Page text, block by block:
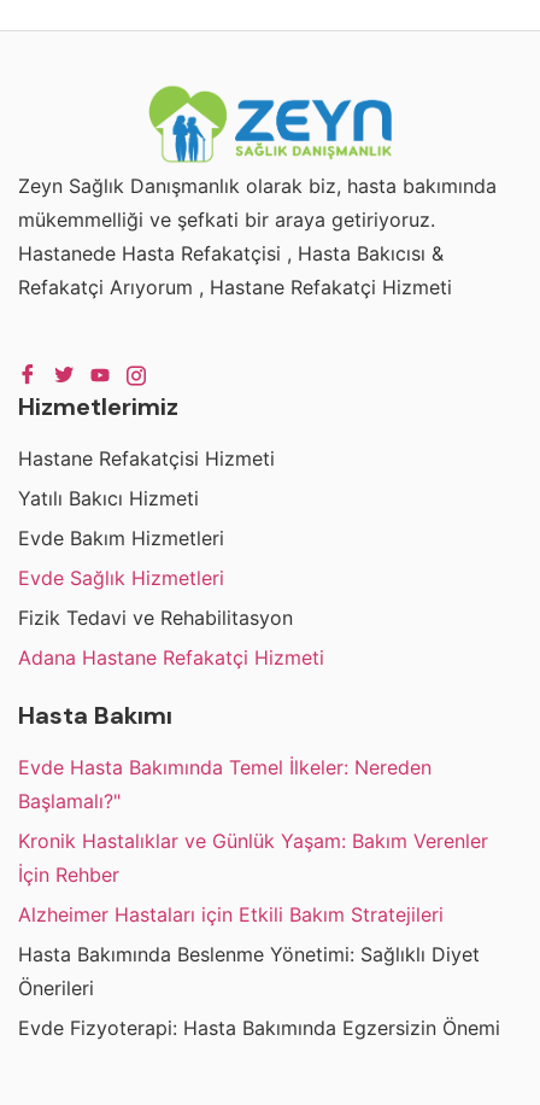
Zeyn Sağlık Danışmanlık olarak biz, hasta bakımında
mükemmelliği ve şefkati bir araya getiriyoruz.
Hastanede Hasta Refakatçisi , Hasta Bakıcısı &
Refakatçi Arıyorum , Hastane Refakatçi Hizmeti
Hizmetlerimiz
Hastane Refakatçisi Hizmeti
Yatılı Bakıcı Hizmeti
Evde Bakım Hizmetleri
Evde Sağlık Hizmetleri
Fizik Tedavi ve Rehabilitasyon
Adana Hastane Refakatçi Hizmeti
Hasta Bakımı
Evde Hasta Bakımında Temel İlkeler: Nereden
Başlamalı?"
Kronik Hastalıklar ve Günlük Yaşam: Bakım Verenler
İçin Rehber
Alzheimer Hastaları için Etkili Bakım Stratejileri
Hasta Bakımında Beslenme Yönetimi: Sağlıklı Diyet
Önerileri
Evde Fizyoterapi: Hasta Bakımında Egzersizin Önemi